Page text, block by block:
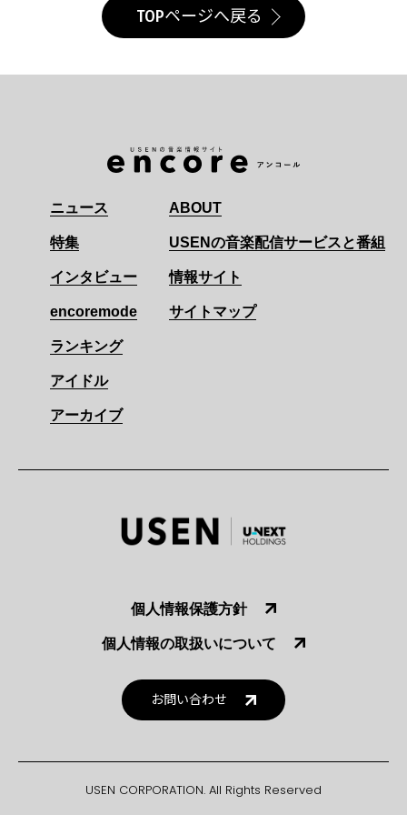
TOPページへ戻る
ニュース
特集
インタビュー
encoremode
ランキング
アイドル
アーカイブ
ABOUT
USENの音楽配信サービスと番組
情報サイト
サイトマップ
個人情報保護方針
個人情報の取扱いについて
お問い合わせ
USEN CORPORATION. All Rights Reserved